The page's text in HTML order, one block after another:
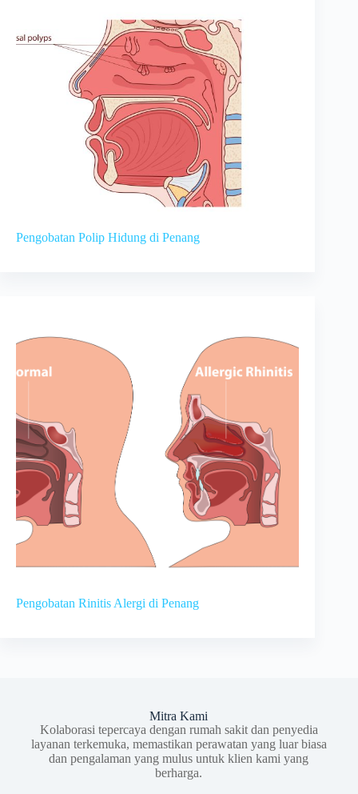
Pengobatan Polip Hidung di Penang
Pengobatan Rinitis Alergi di Penang
Mitra Kami
Kolaborasi tepercaya dengan rumah sakit dan penyedia
layanan terkemuka, memastikan perawatan yang luar biasa
dan pengalaman yang mulus untuk klien kami yang
berharga.